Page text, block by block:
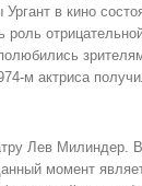
в кино
роль
м актриса
Лев Милиндер.
момент